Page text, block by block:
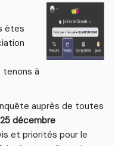
êtes
à
auprès de toutes
décembre
et priorités pour le